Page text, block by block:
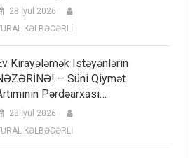
28 İyul 2026
KƏLBƏCƏRLİ
Kirayələmək Istəyənlərin
– Süni Qiymət
Pərdəarxası…
28 İyul 2026
KƏLBƏCƏRLİ